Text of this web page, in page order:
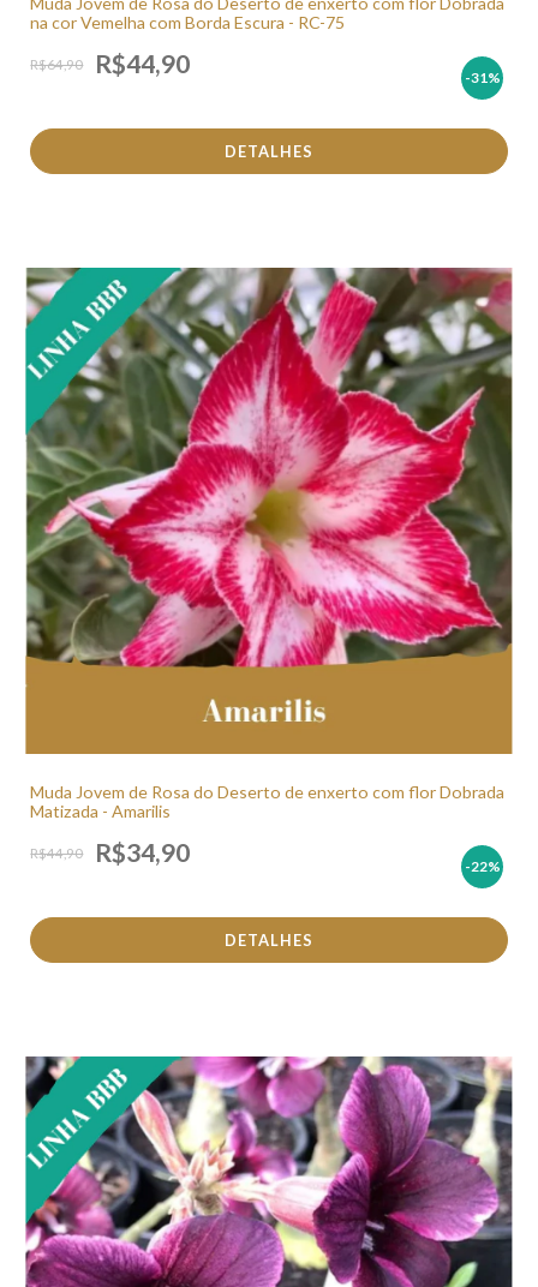
na cor Vemelha com Borda Escura - RC-75
R$64,90 R$44,90 -31 %
DETALHES
Muda Jovem de Rosa do Deserto de enxerto com flor Dobrada
Matizada - Amarilis
R$44,90 R$34,90 -22%
DETALHES